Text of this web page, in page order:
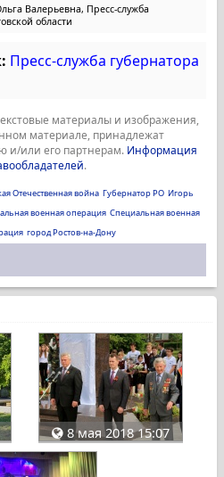
Валерьевна, Пресс-служба
области
Пресс-служба губернатора
материалы и изображения,
материале, принадлежат
и/или его партнерам. Информация
.
Отечественная война Губернатор РО Игорь
военная операция Специальная военная
город Ростов-на-Дону
8 мая 2018 15:07